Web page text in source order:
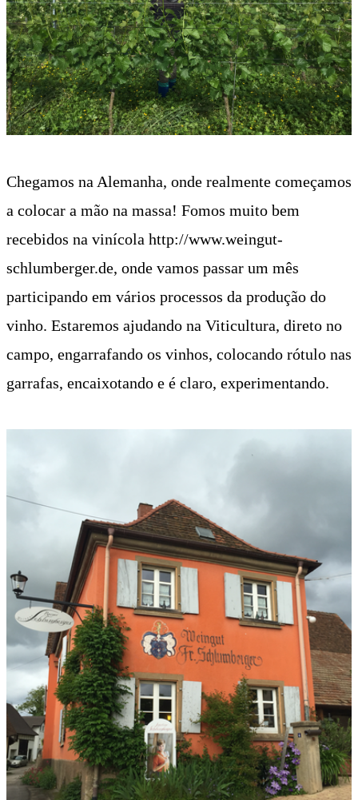
Chegamos na Alemanha, onde realmente começamos
a colocar a mão na massa! Fomos muito bem
recebidos na vinícola http://www.weingut-
schlumberger.de, onde vamos passar um mês
participando em vários processos da produção do
vinho. Estaremos ajudando na Viticultura, direto no
campo, engarrafando os vinhos, colocando rótulo nas
garrafas, encaixotando e é claro, experimentando.